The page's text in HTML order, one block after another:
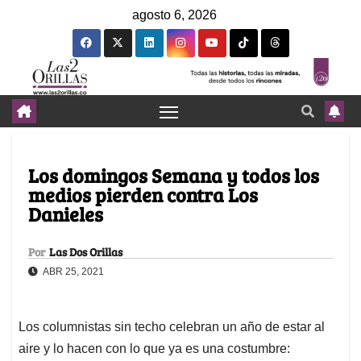
agosto 6, 2026
Los domingos Semana y todos los
medios pierden contra Los
Danieles
Por Las Dos Orillas
ABR 25, 2021
Los columnistas sin techo celebran un año de estar al
aire y lo hacen con lo que ya es una costumbre: